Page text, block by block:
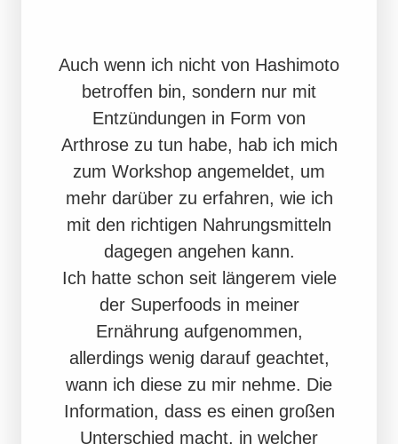
Auch wenn ich nicht von Hashimoto
betroffen bin, sondern nur mit
Entzündungen in Form von
Arthrose zu tun habe, hab ich mich
zum Workshop angemeldet, um
mehr darüber zu erfahren, wie ich
mit den richtigen Nahrungsmitteln
dagegen angehen kann.
Ich hatte schon seit längerem viele
der Superfoods in meiner
Ernährung aufgenommen,
allerdings wenig darauf geachtet,
wann ich diese zu mir nehme. Die
Information, dass es einen großen
Unterschied macht, in welcher